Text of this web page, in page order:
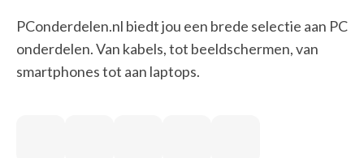
PConderdelen.nl biedt jou een brede selectie aan PC
onderdelen. Van kabels, tot beeldschermen, van
smartphones tot aan laptops.